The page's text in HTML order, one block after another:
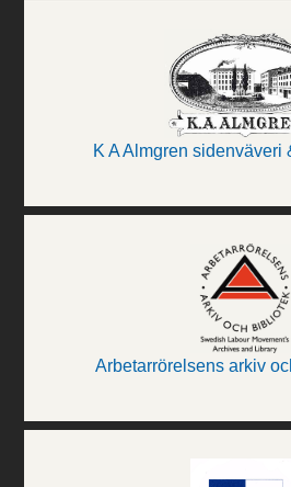
K A Almgren sidenväveri
Arbetarrörelsens arkiv